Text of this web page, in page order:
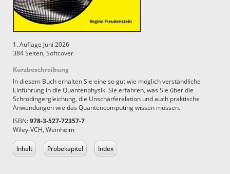
1. Auflage Juni 2026
384 Seiten, Softcover
Kurzbeschreibung
In diesem Buch erhalten Sie eine so gut wie möglich verständliche
Einführung in die Quantenphysik. Sie erfahren, was Sie über die
Schrödingergleichung, die Unschärferelation und auch praktische
Anwendungen wie das Quantencomputing wissen müssen.
ISBN:978-3-527-72357-7
Wiley-VCH, Weinheim
Inhalt Probekapitel Index